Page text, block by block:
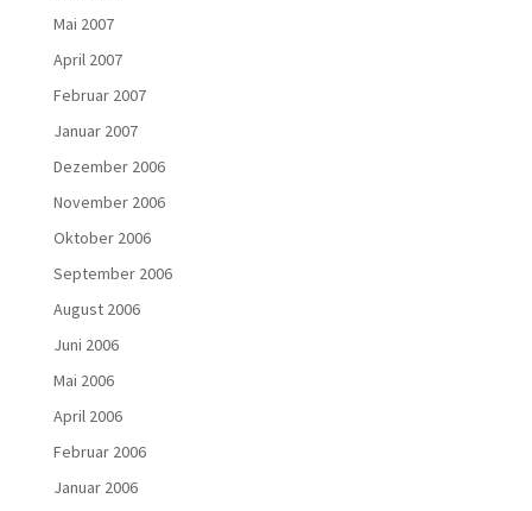
Mai 2007
April 2007
Februar 2007
Januar 2007
Dezember 2006
November 2006
Oktober 2006
September 2006
August 2006
Juni 2006
Mai 2006
April 2006
Februar 2006
Januar 2006